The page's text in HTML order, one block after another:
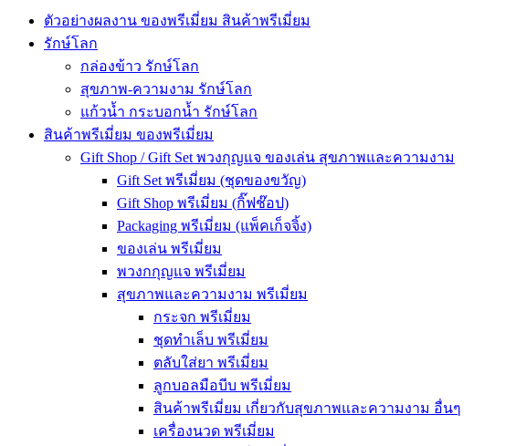
ตัวอย่างผลงาน ของพรีเมี่ยม สินค้าพรีเมี่ยม
รักษ์โลก
กล่องข้าว รักษ์โลก
สุขภาพ-ความงาม รักษ์โลก
แก้วน้ำ กระบอกน้ำ รักษ์โลก
สินค้าพรีเมี่ยม ของพรีเมี่ยม
Gift Shop / Gift Set พวงกุญแจ ของเล่น สุขภาพและความงาม
Gift Set พรีเมี่ยม (ชุดของขวัญ)
Gift Shop พรีเมี่ยม (กิ๊ฟช๊อป)
Packaging พรีเมี่ยม (แพ็คเก็จจิ้ง)
ของเล่น พรีเมี่ยม
พวงกกุญแจ พรีเมี่ยม
สุขภาพและความงาม พรีเมี่ยม
กระจก พรีเมี่ยม
ชุดทำเล็บ พรีเมี่ยม
ตลับใส่ยา พรีเมี่ยม
ลูกบอลมือบีบ พรีเมี่ยม
สินค้าพรีเมี่ยม เกี่ยวกับสุขภาพและความงาม อื่นๆ
เครื่องนวด พรีเมี่ยม